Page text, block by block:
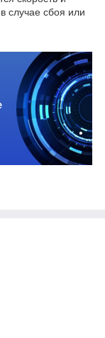
случае сбоя или